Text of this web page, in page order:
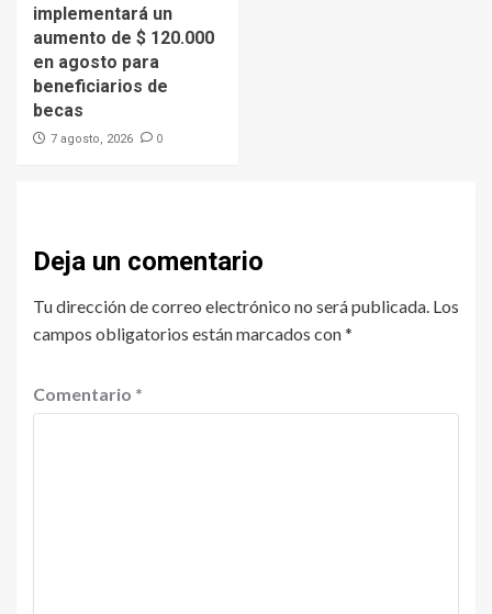
implementará un
aumento de $ 120.000
en agosto para
beneficiarios de
becas
7 agosto, 2026 0
Deja un comentario
Tu dirección de correo electrónico no será publicada. Los
campos obligatorios están marcados con*
Comentario *